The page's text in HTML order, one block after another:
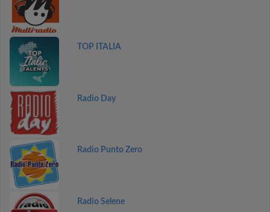
TOP ITALIA
Radio Day
Radio Punto Zero
Radio Selene